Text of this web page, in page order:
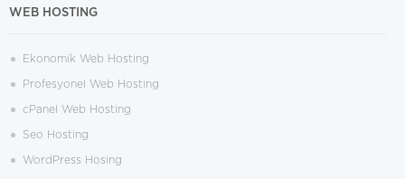
WEB HOSTING
Ekonomik Web Hosting
Profesyonel Web Hosting
cPanel Web Hosting
Seo Hosting
WordPress Hosing